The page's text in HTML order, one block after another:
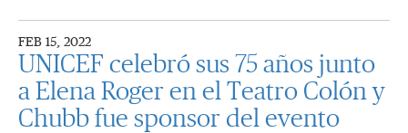
FEB 15, 2022
UNICEF celebró sus 75 años junto
a Elena Roger en el Teatro Colón y
Chubb fue sponsor del evento